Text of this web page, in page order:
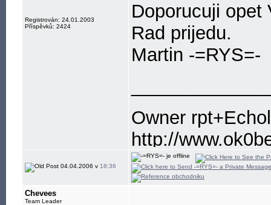
Registrován: 24.01.2003
Příspěvků: 2424
Doporucuji opet
Rad prijedu.
Martin -=RYS=-
Owner
http://
http://
http://aprs.fi/
04.04.2006 v 18:36
Chevees
Team Leader